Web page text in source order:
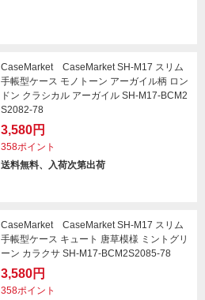
CaseMarket CaseMarket SH-M17 スリム
手帳型ケース モノトーン アーガイル柄 ロン
ドン クラシカル アーガイル SH-M17-BCM2
S2082-78
3,580円
358ポイント
送料無料、入荷次第出荷
CaseMarket CaseMarket SH-M17 スリム
手帳型ケース キュート 唐草模様 ミントグリ
ーン カラクサ SH-M17-BCM2S2085-78
3,580円
358ポイント